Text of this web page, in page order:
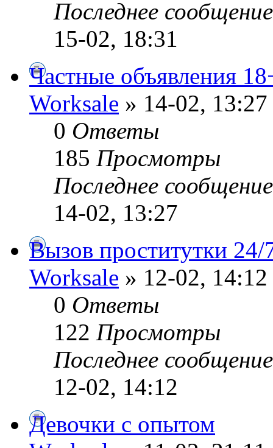
Последнее
15-02, 18:31
Частные объявления
Worksale » 14-02, 13:27
0 Ответы
185 Просмотры
Последнее
14-02, 13:27
Вызов проститутки 24/
Worksale » 12-02, 14:12
0 Ответы
122 Просмотры
Последнее
12-02, 14:12
Девочки с опытом